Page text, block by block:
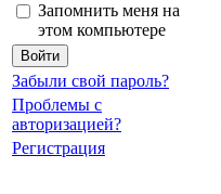
Запомнить меня на
этом компьютере
Забыли свой пароль?
Проблемы с
авторизацией?
Регистрация